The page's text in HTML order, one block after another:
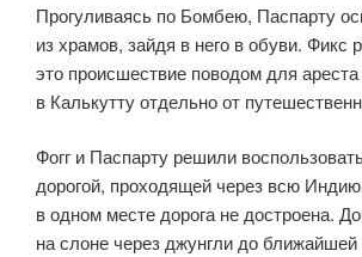
Прогуливаясь по Бомбею, Паспарту
из храмов, зайдя в него в обуви. Фикс
это происшествие поводом для
в Калькутту отдельно от
Фогг и Паспарту решили
дорогой, проходящей через всю
в одном месте дорога не достроена.
на слоне через джунгли до ближайшей